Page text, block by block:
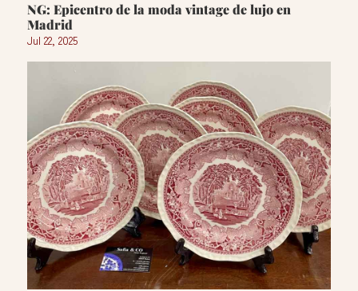
NG: Epicentro de la moda vintage de lujo en
Madrid
Jul 22, 2025